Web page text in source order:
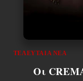
ΤΕΛΕΥΤΑΊΑ ΝΈΑ
Οι